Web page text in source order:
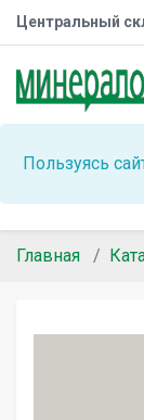
Центральный
Пользуясь
Главная